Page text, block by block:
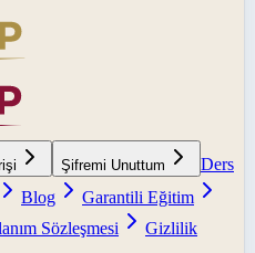
Şifremi Unuttum
Ders
Blog
Garantili Eğitim
Sözleşmesi
Gizlilik